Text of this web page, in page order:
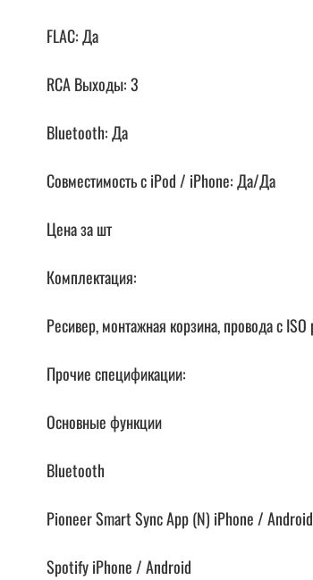
FLAC: Да
RCA Выходы: 3
Bluetooth: Да
Совместимость с iPod / iPhone: Да/Да
Цена за шт
Комплектация:
Ресивер, монтажная корзина, провода с
Прочие спецификации:
Основные функции
Bluetooth
Pioneer Smart Sync App (N) iPhone / Android
Spotify iPhone / Android